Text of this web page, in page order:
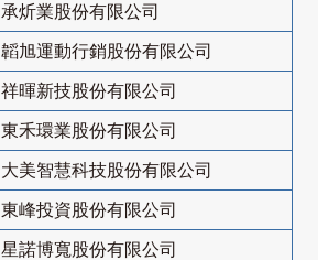
承炘業股份有限公司
韜旭運動行銷股份有限公司
祥暉新技股份有限公司
東禾環業股份有限公司
大美智慧科技股份有限公司
東峰投資股份有限公司
星諾博寬股份有限公司